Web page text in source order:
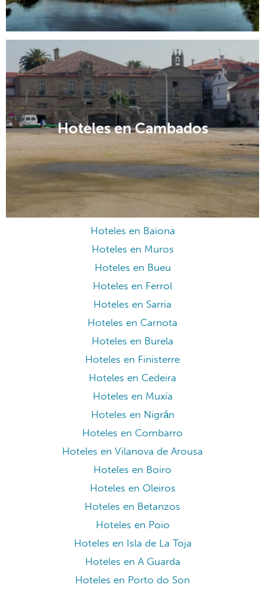
Hoteles en Cambados
Hoteles en Baiona
Hoteles en Muros
Hoteles en Bueu
Hoteles en Ferrol
Hoteles en Sarria
Hoteles en Carnota
Hoteles en Burela
Hoteles en Finisterre
Hoteles en Cedeira
Hoteles en Muxía
Hoteles en Nigrán
Hoteles en Combarro
Hoteles en Vilanova de Arousa
Hoteles en Boiro
Hoteles en Oleiros
Hoteles en Betanzos
Hoteles en Poio
Hoteles en Isla de La Toja
Hoteles en A Guarda
Hoteles en Porto do Son